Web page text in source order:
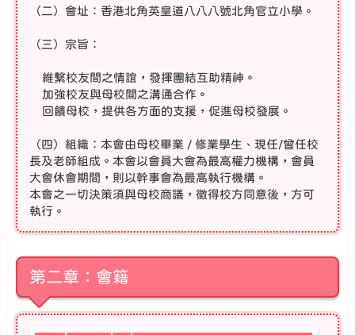
（二）會址：香港北角英皇道八八八號北角官立小學。
（三）宗旨：
維繫校友間之情誼，發揮團結互助精神。
加強校友與母校間之溝通合作。
回饋母校，提供各方面的支援，促進母校發展。
（四）組織：本會由母校畢業 / 修業學生、現任/曾任校
長及老師組成。本會以會員大會為最高權力機構，會員
大會休會期間，則以幹事會為最高執行機構。
本會之一切決策須與母校商議，徵得校方同意後，方可
執行。
第二章：會籍